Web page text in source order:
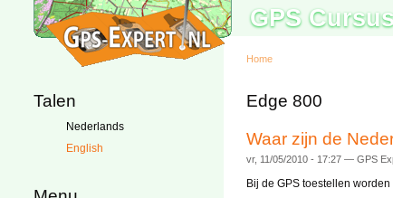
GPS
Talen
Nederlands
English
Home
Edge 800
Waar zijn de
vr, 11/05/2010 - 17:27 — GPS
Bij de GPS toestellen